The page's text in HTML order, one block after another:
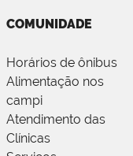
COMUNIDADE
Horários de ônibus
Alimentação nos
campi
Atendimento das
Clínicas